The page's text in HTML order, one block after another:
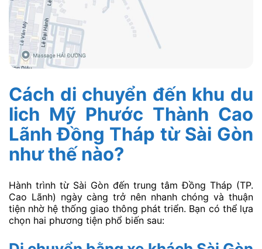
Cách di chuyển đến khu du
lich Mỹ Phước Thành Cao
Lãnh Đồng Tháp từ Sài Gòn
như thế nào?
Hành trình từ Sài Gòn đến trung tâm Đồng Tháp (TP.
Cao Lãnh) ngày càng trở nên nhanh chóng và thuận
tiện nhờ hệ thống giao thông phát triển. Bạn có thể lựa
chọn hai phương tiện phổ biến sau: